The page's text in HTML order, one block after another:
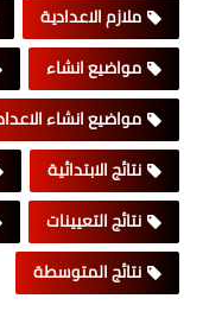
ملازم الاعدادية
مواضيع انشاء
مواضيع انشاء
نتائج الابتدائية
نتائج التعيينات
نتائج المتوسطة